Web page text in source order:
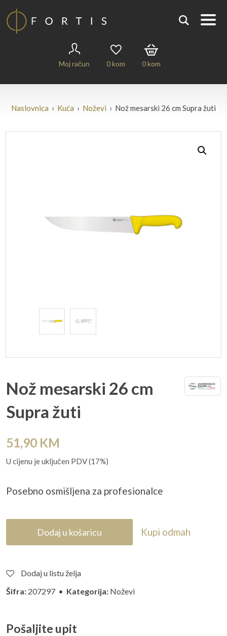
Moj račun 0kom 0kom
Naslovnica › Kuća › Noževi › Nož mesarski 26 cm Supra žuti
Nož mesarski 26 cm
Supra žuti
51,90 KM
U cijenu je uključen PDV (17%)
Posebno osmišljena za profesionalce
Dodaj u košaricu Kupi odmah
Dodaj u listu želja
Šifra: 207297 • Kategorija: Noževi
Pošaljite upit